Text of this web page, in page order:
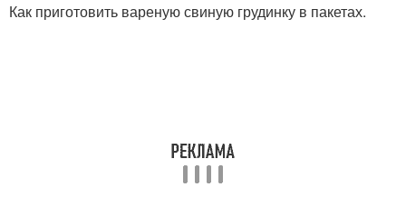
Как приготовить вареную свиную грудинку в пакетах.